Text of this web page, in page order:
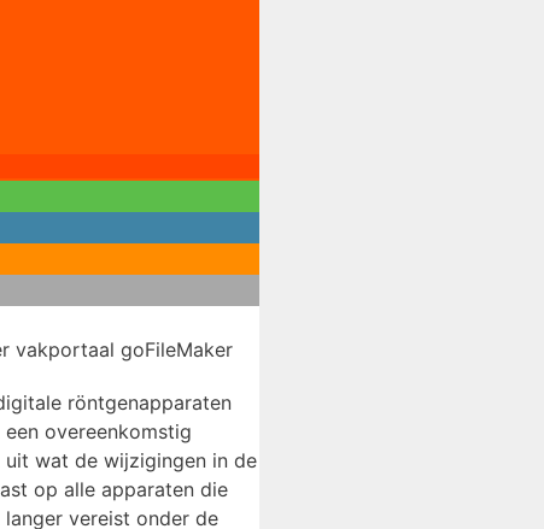
vakportaal goFileMaker
röntgenapparaten
overeenkomstig
uit wat de wijzigingen in de
op alle apparaten die
vereist onder de